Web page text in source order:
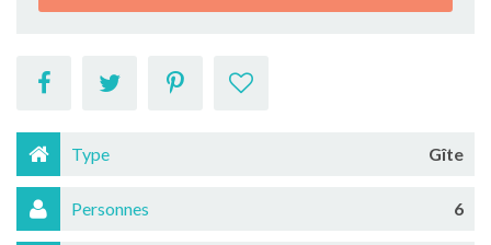
Type Gîte
Personnes 6